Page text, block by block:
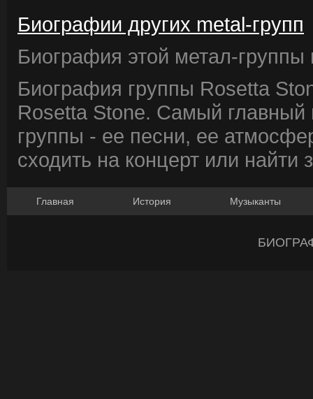
Биографии других metal-групп
Биография этой метал-группы
Биография группы Rosetta
Rosetta Stone. Самый главный
группы - ее песни, ее
сходить на концерт или найти
Главная История Музыканты